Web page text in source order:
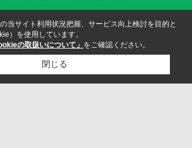
当サイト利用状況把握、サービス向上検討を目的と
）を使用しています。
の取扱いについて」 をご確認ください。
閉じる